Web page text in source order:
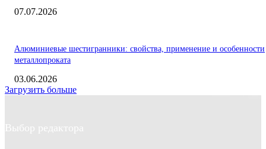
07.07.2026
Алюминиевые шестигранники: свойства, применение и особенности
металлопроката
03.06.2026
Загрузить больше
Выбор редактора